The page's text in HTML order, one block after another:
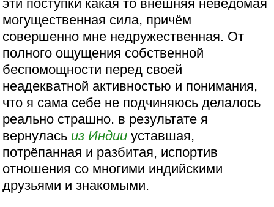
эти поступки какая то внешняя неведомая
могущественная сила, причём
совершенно мне недружественная. От
полного ощущения собственной
беспомощности перед своей
неадекватной активностью и понимания,
что я сама себе не подчиняюсь делалось
реально страшно. в результате я
вернулась из Индии уставшая,
потрёпанная и разбитая, испортив
отношения со многими индийскими
друзьями и знакомыми.